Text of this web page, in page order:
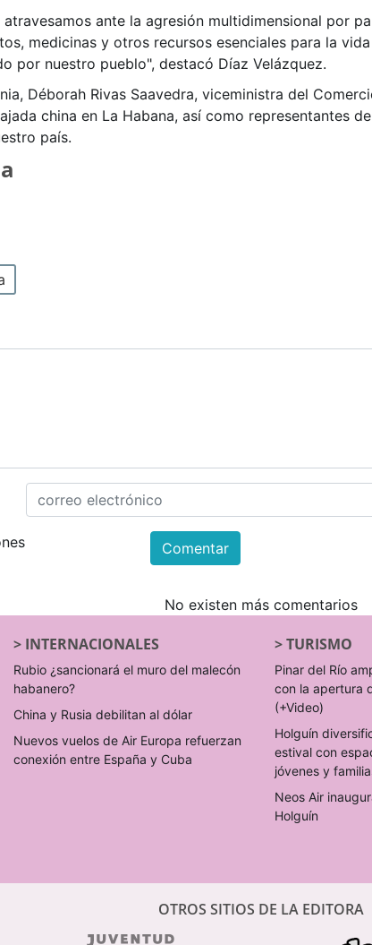
ante la agresión multidimensional por
medicinas y otros recursos esenciales para la
por nuestro pueblo", destacó Díaz Velázquez.
Déborah Rivas Saavedra, viceministra del
china en La Habana, así como representantes
país.
Comentar
No existen más comentarios
> INTERNACIONALES
Rubio ¿sancionará el muro del malecón
habanero?
China y Rusia debilitan al dólar
Nuevos vuelos de Air Europa refuerzan
conexión entre España y Cuba
>TURISMO
Pinar del Río
con la apertura
(+Video)
Holguín
estival con
jóvenes y
Neos Air
Holguín
OTROS SITIOS DE LA EDITORA